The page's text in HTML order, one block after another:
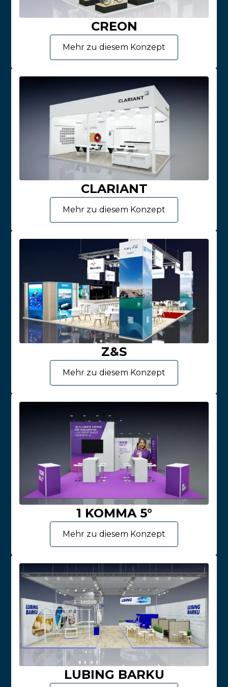
CREON
Mehr zu diesem Konzept
CLARIANT
Mehr zu diesem Konzept
Z&S
Mehr zu diesem Konzept
1 KOMMA 5°
Mehr zu diesem Konzept
LUBING BARKU